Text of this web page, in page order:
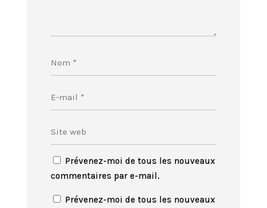
Prévenez-moi de tous les nouveaux
commentaires par e-mail.
Prévenez-moi de tous les nouveaux